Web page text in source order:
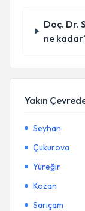
Doç. Dr.
ne
Yakın
Seyhan
Çukurova
Yüreğir
Kozan
Sarıçam